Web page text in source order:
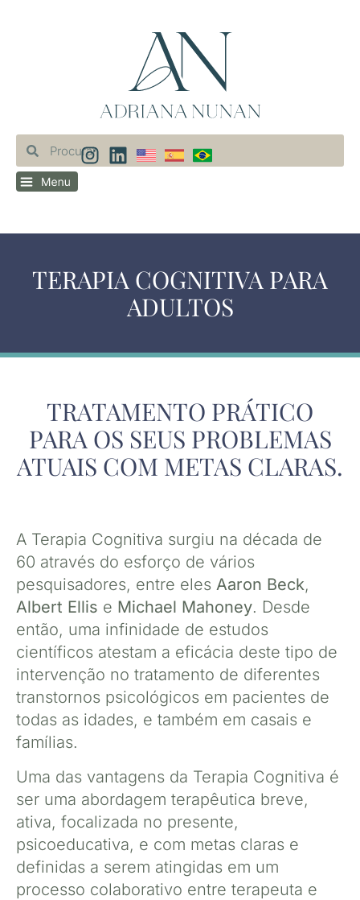
TERAPIA COGNITIVA PARA
ADULTOS
TRATAMENTO PRÁTICO
PARA OS SEUS PROBLEMAS
ATUAIS COM METAS CLARAS.
A Terapia Cognitiva surgiu na década de
60 através do esforço de vários
pesquisadores, entre eles Aaron Beck,
Albert Ellis e Michael Mahoney. Desde
então, uma infinidade de estudos
científicos atestam a eficácia deste tipo de
intervenção no tratamento de diferentes
transtornos psicológicos em pacientes de
todas as idades, e também em casais e
famílias.
Uma das vantagens da Terapia Cognitiva é
ser uma abordagem terapêutica breve,
ativa, focalizada no presente,
psicoeducativa, e com metas claras e
definidas a serem atingidas em um
processo colaborativo entre terapeuta e